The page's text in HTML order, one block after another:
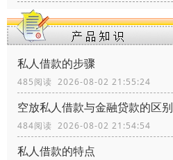
私人借款的步骤
485阅读 2026-08-02 21:55:24
空放私人借款与金融贷款的区别
484阅读 2026-08-02 21:54:54
私人借款的特点